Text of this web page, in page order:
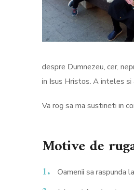
despre Dumnezeu, cer,
in Isus Hristos. A inteles si
Va rog sa ma sustineti in
Motive de
Oamenii sa raspunda